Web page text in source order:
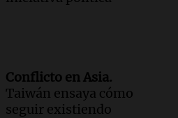
Conflicto en Asia.
Taiwán ensaya cómo
seguir existiendo